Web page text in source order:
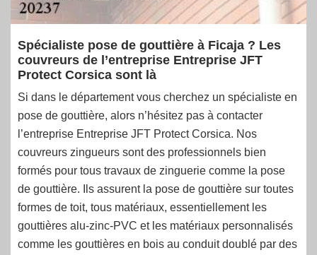
Spécialiste pose de gouttière à Ficaja ? Les
couvreurs de l’entreprise Entreprise JFT
Protect Corsica sont là
Si dans le département vous cherchez un spécialiste en
pose de gouttière, alors n’hésitez pas à contacter
l’entreprise Entreprise JFT Protect Corsica. Nos
couvreurs zingueurs sont des professionnels bien
formés pour tous travaux de zinguerie comme la pose
de gouttière. Ils assurent la pose de gouttière sur toutes
formes de toit, tous matériaux, essentiellement les
gouttières alu-zinc-PVC et les matériaux personnalisés
comme les gouttières en bois au conduit doublé par des